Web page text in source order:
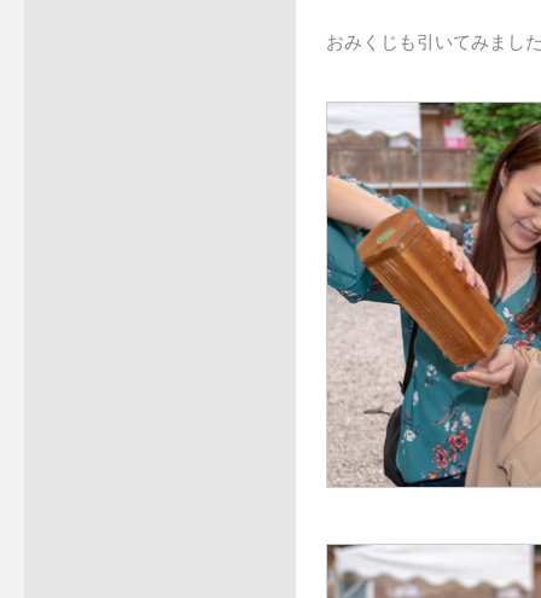
おみくじも引いてみまし